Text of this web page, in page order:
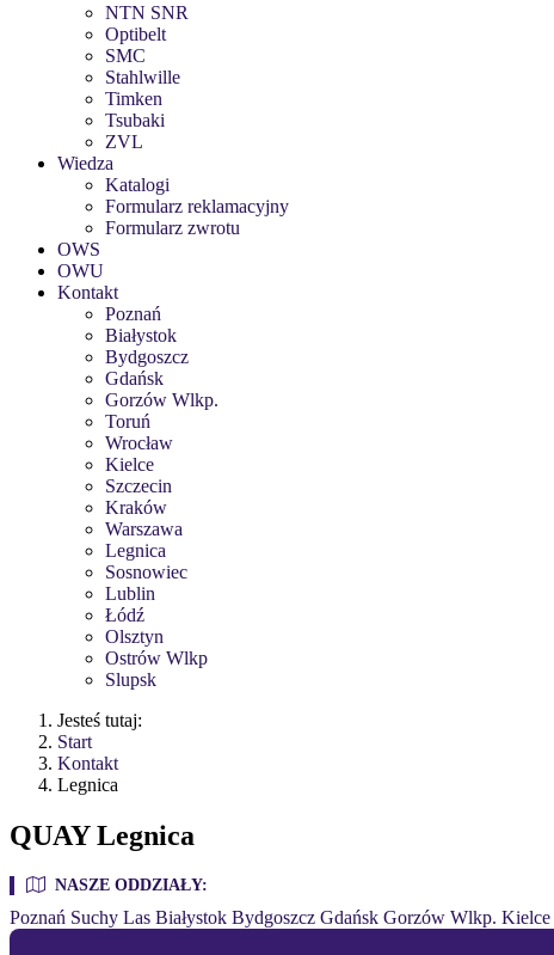
NTN SNR
Optibelt
SMC
Stahlwille
Timken
Tsubaki
ZVL
Wiedza
Katalogi
Formularz reklamacyjny
Formularz zwrotu
OWS
OWU
Kontakt
Poznań
Białystok
Bydgoszcz
Gdańsk
Gorzów Wlkp.
Toruń
Wrocław
Kielce
Szczecin
Kraków
Warszawa
Legnica
Sosnowiec
Lublin
Łódź
Olsztyn
Ostrów Wlkp
Slupsk
Jesteś tutaj:
Start
Kontakt
Legnica
QUAY Legnica
NASZE ODDZIAŁY:
Poznań Suchy Las Białystok Bydgoszcz Gdańsk Gorzów Wlkp. Kielce